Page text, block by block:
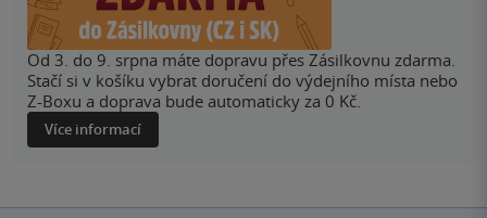
Od 3. do 9. srpna máte dopravu přes Zásilkovnu zdarma.
Stačí si v košíku vybrat doručení do výdejního místa nebo
Z-Boxu a doprava bude automaticky za 0 Kč.
Více informací